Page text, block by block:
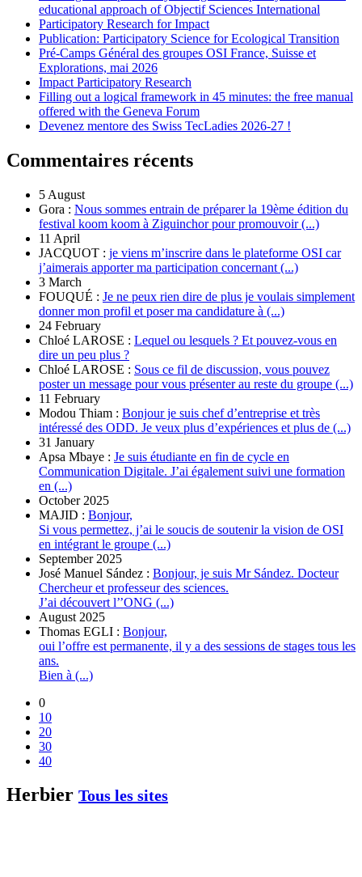
educational approach of Objectif Sciences International
Participatory Research for Impact
Publication: Participatory Science for Ecological Transition
Pré-Camps Général des groupes OSI France, Suisse et
Explorations, mai 2026
Impact Participatory Research
Filling out a logical framework in 45 minutes: the free manual
offered with the Geneva Forum
Devenez mentore des Swiss TecLadies 2026-27 !
Commentaires récents
5 August
Gora : Nous sommes entrain de préparer la 19ème édition du
festival koom koom à Ziguinchor pour promouvoir (...)
11 April
JACQUOT : je viens m’inscrire dans le plateforme OSI car
j’aimerais apporter ma participation concernant (...)
3 March
FOUQUÉ : Je ne peux rien dire de plus je voulais simplement
donner mon profil et poser ma candidature à (...)
24 February
Chloé LAROSE : Lequel ou lesquels ? Et pouvez-vous en
dire un peu plus ?
Chloé LAROSE : Sous ce fil de discussion, vous pouvez
poster un message pour vous présenter au reste du groupe (...)
11 February
Modou Thiam : Bonjour je suis chef d’entreprise et très
intéressé des ODD. Je veux plus d’expériences et plus de (...)
31 January
Apsa Mbaye : Je suis étudiante en fin de cycle en
Communication Digitale. J’ai également suivi une formation
en (...)
October 2025
MAJID : Bonjour,
Si vous permettez, j’ai le soucis de soutenir la vision de OSI
en intégrant le groupe (...)
September 2025
José Manuel Sández : Bonjour, je suis Mr Sández. Docteur
Chercheur et professeur des sciences.
J’ai découvert l’’ONG (...)
August 2025
Thomas EGLI : Bonjour,
oui l’offre est permanente, il y a des sessions de stages tous les
ans.
Bien à (...)
0
10
20
30
40
Herbier Tous les sites